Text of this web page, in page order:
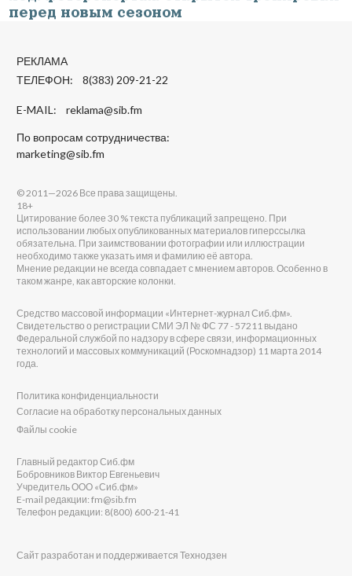
перед новым сезоном
РЕКЛАМА
ТЕЛЕФОН: 8(383) 209-21-22
E-MAIL: reklama@sib.fm
По вопросам сотрудничества:
marketing@sib.fm
© 2011—2026 Все права защищены.
18+
Цитирование более 30 % текста публикаций запрещено. При
использовании любых опубликованных материалов гиперссылка
обязательна. При заимствовании фотографии или иллюстрации
необходимо также указать имя и фамилию её автора.
Мнение редакции не всегда совпадает с мнением авторов. Особенно в
таком жанре, как авторские колонки.
Средство массовой информации «Интернет-журнал Сиб.фм».
Свидетельство о регистрации СМИ ЭЛ № ФС 77 - 57211 выдано
Федеральной службой по надзору в сфере связи, информационных
технологий и массовых коммуникаций (Роскомнадзор) 11 марта 2014
года.
Политика конфиденциальности
Согласие на обработку персональных данных
Файлы cookie
Главный редактор Сиб.фм
Бобровников Виктор Евгеньевич
Учредитель ООО «Сиб.фм»
E-mail редакции: fm@sib.fm
Телефон редакции: 8(800) 600-21-41
Сайт разработан и поддерживается Технодзен